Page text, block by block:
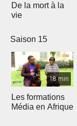
De la mort à la
vie
Saison 15
18 min
Les formations
Média en Afrique